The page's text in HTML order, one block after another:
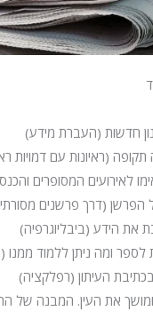
חדשות (העברת מידע)
(ראיונות עם דמויות
לאירועים המסופרים
(דרך פרשנים
הידע (ביבליוגרפיה)
ומה ניתן ללמוד ממנו
העיתון (רפלקציה)
את העין. המבנה של